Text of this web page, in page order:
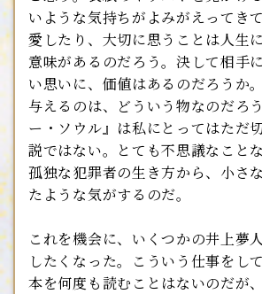
いような気持ちがよみがえってき
愛したり、大切に思うことは人生
意味があるのだろう。決して相手
い思いに、価値はあるのだろうか
与えるのは、どういう物なのだろ
ー・ソウル』は私にとってはただ
説ではない。とても不思議なこと
孤独な犯罪者の生き方から、小さ
たような気がするのだ。
これを機会に、いくつかの井上夢
したくなった。こういう仕事をし
本を何度も読むことはないのだが